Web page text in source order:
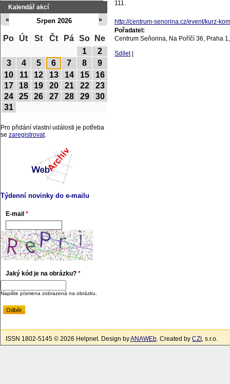
111.
http://centrum-senorina.cz/event/kurz-
Pořadatel:
Centrum Seňorina, Na Poříčí 36, Praha
Sdílet
Kalendář akcí
Srpen 2026
« »
Po Út St Čt Pá So
Ne
1
2
3
4 5 6 7 8
9
10
11 12 13 14 15
16
17
18 19 20 21 22
23
24
25 26 27 28 29
30
31
Pro přidání vlastní události je potřeba
se zaregistrovat.
Týdenní novinky do e-mailu
E-mail *
Jaký kód je na obrázku? *
Napište písmena zobrazená na obrázku.
ISSN 1802-5145 © 2026 Helpnet. Design byANAWEb. Created by CZI , s.r.o.